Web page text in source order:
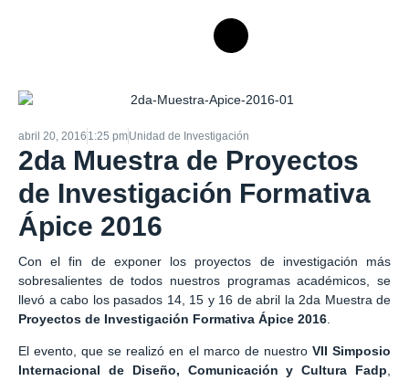
abril 20, 2016 1:25 pmUnidad de Investigación
2da Muestra de Proyectos
de Investigación Formativa
Ápice 2016
Con el fin de exponer los proyectos de investigación más
sobresalientes de todos nuestros programas académicos, se
llevó a cabo los pasados 14, 15 y 16 de abril la 2da Muestra de
Proyectos de Investigación Formativa Ápice 2016
El evento, que se realizó en el marco de nuestro VII Simposio
Internacional de Diseño, Comunicación y Cultura Fadp